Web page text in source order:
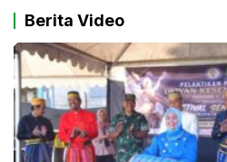
Berita Video